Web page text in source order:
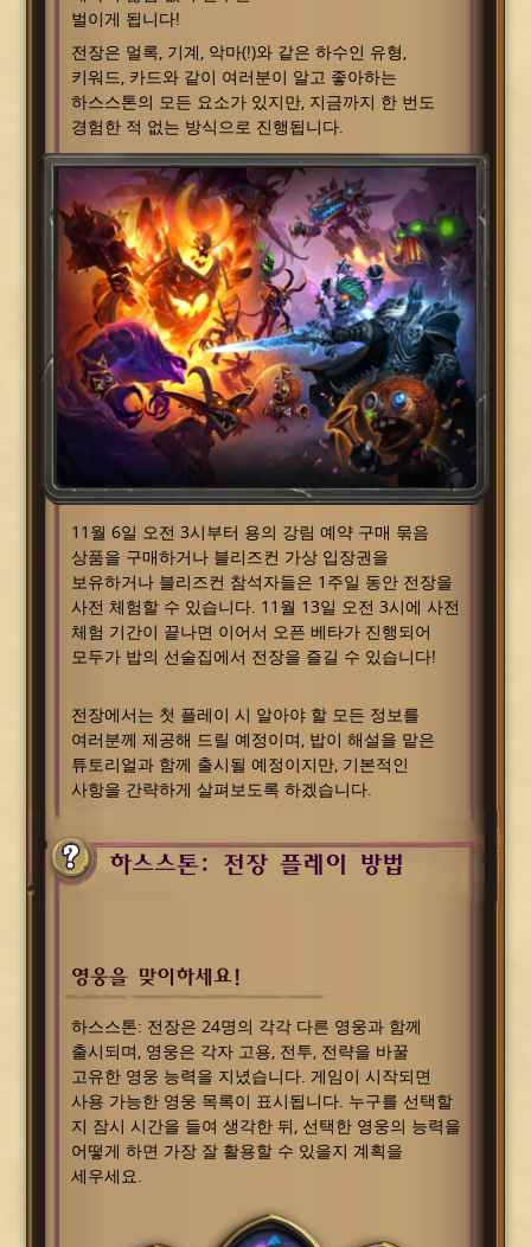
벌이게 됩니다!
전장은 멀록, 기계, 악마(!)와 같은 하수인 유형,
키워드, 카드와 같이 여러분이 알고 좋아하는
하스스톤의 모든 요소가 있지만, 지금까지 한 번도
경험한 적 없는 방식으로 진행됩니다.
11월 6일 오전 3시부터 용의 강림 예약 구매 묶음
상품을 구매하거나 블리즈컨 가상 입장권을
보유하거나 블리즈컨 참석자들은 1주일 동안 전장을
사전 체험할 수 있습니다. 11월 13일 오전 3시에 사전
체험 기간이 끝나면 이어서 오픈 베타가 진행되어
모두가 밥의 선술집에서 전장을 즐길 수 있습니다!
전장에서는 첫 플레이 시 알아야 할 모든 정보를
여러분께 제공해 드릴 예정이며, 밥이 해설을 맡은
튜토리얼과 함께 출시될 예정이지만, 기본적인
사항을 간략하게 살펴보도록 하겠습니다.
하스스톤: 전장 플레이 방법
영웅을 맞이하세요!
하스스톤: 전장은 24명의 각각 다른 영웅과 함께
출시되며, 영웅은 각자 고용, 전투, 전략을 바꿀
고유한 영웅 능력을 지녔습니다. 게임이 시작되면
사용 가능한 영웅 목록이 표시됩니다. 누구를 선택할
지 잠시 시간을 들여 생각한 뒤, 선택한 영웅의 능력을
어떻게 하면 가장 잘 활용할 수 있을지 계획을
세우세요.